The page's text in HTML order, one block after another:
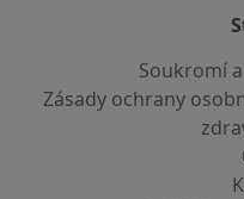
Soukromí
Zásady ochrany